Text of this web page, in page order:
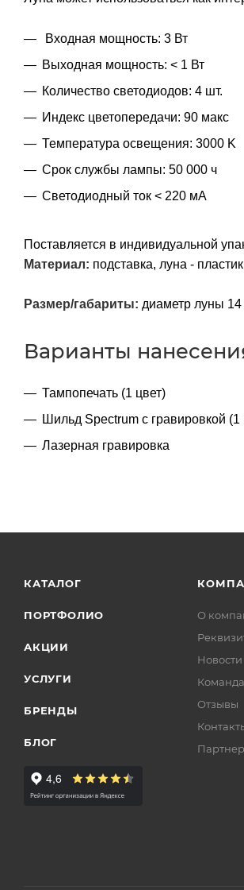
Входная мощность: 3 Вт
Выходная мощность: < 1 Вт
Количество светодиодов: 4 шт.
Индекс цветопередачи: 90 макс
Температура освещения: 3000 K
Срок службы лампы: 50 000 ч
Светодиодный ток < 220 мА
Поставляется в индивидуальной
Материал: подставка, луна - пластик
Размер/габариты: диаметр луны
Варианты
Тампопечать (1 цвет)
Шильд Spectrum с гравировкой (1
Лазерная гравировка
КАТАЛОГ
ПОРТФОЛИО
АКЦИИ
УСЛУГИ
БРЕНДЫ
БЛОГ
О
Новости
Команда
Отзывы